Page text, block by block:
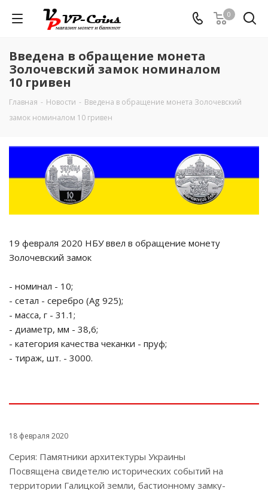
0
Введена в обращение монета
Золочевский замок номиналом
10 гривен
Главная - Новости - Введена в обращение монета Золочевский
замок номиналом 10 гривен
19 февраля 2020 НБУ ввел в обращение монету
Золочевский замок
- номинал - 10;
- сетал - серебро (Ag 925);
- масса, г - 31.1;
- диаметр, мм - 38,6;
- категория качества чеканки - пруф;
- тираж, шт. - 3000.
18 февраля 2020
Серия: Памятники архитектуры Украины
Посвящена свидетелю исторических событий на
территории Галицкой земли, бастионному замку-